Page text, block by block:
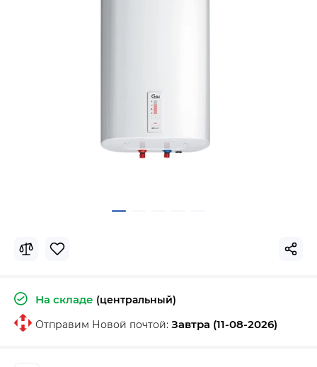
На складе (центральный)
Отправим Новой почтой: Завтра (11-08-2026)